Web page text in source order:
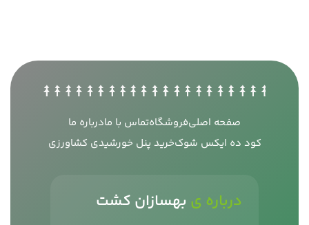
صفحه اصلیفروشگاهتماس با مادرباره ما
کود ده ایکس شوکخرید پنل خورشیدی کشاورزی
درباره ی بهسازان کشت